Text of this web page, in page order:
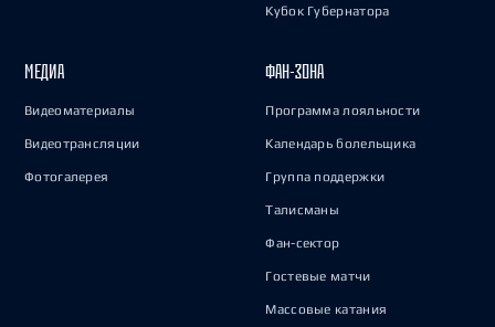
Кубок Губернатора
МЕДИА
Видеоматериалы
Видеотрансляции
Фотогалерея
ФАН-ЗОНА
Программа лояльности
Календарь болельщика
Группа поддержки
Талисманы
Фан-сектор
Гостевые матчи
Массовые катания